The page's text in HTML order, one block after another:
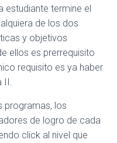
estudiante termine el
de los dos
y objetivos
ellos es prerrequisito
requisito es ya haber
programas, los
de logro de cada
click al nivel que